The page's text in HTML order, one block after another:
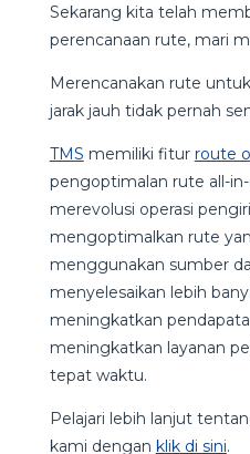
Sekarang kita telah
perencanaan rute, mari
Merencanakan rute
jarak jauh tidak pernah
TMS memiliki fitur route
pengoptimalan rute all-
merevolusi operasi
mengoptimalkan rute
menggunakan sumber
menyelesaikan lebih
meningkatkan
meningkatkan layanan
tepat waktu.
Pelajari lebih lanjut
kami dengan klik di sini.